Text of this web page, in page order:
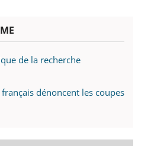
de la recherche
dénoncent les coupes